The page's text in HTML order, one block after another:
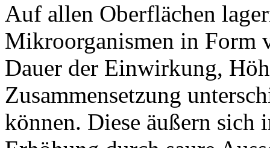
Auf allen Oberflächen
Mikroorganismen in Form
Dauer der Einwirkung,
Zusammensetzung
können. Diese äußern